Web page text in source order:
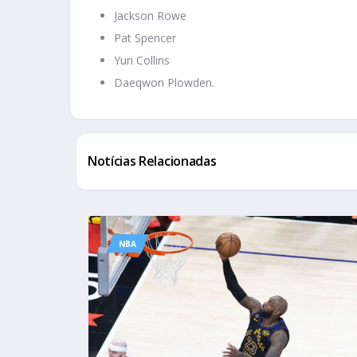
Jackson Rowe
Pat Spencer
Yuri Collins
Daeqwon Plowden.
Notícias Relacionadas
NBA